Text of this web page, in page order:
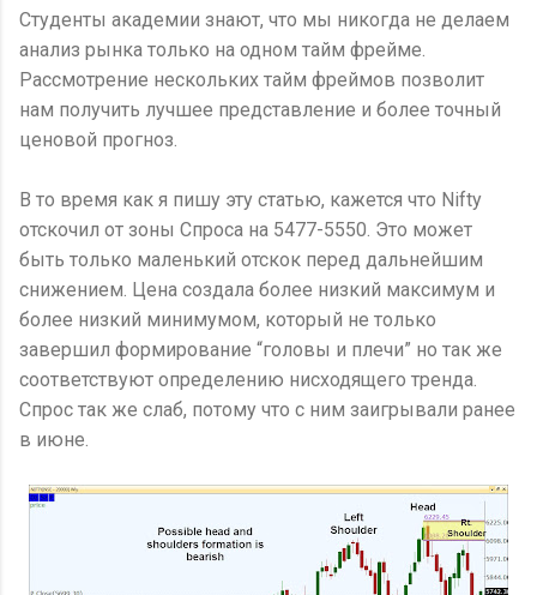
Студенты академии знают, что мы никогда не делаем
анализ рынка только на одном тайм фрейме.
Рассмотрение нескольких тайм фреймов позволит
нам получить лучшее представление и более точный
ценовой прогноз.
В то время как я пишу эту статью, кажется что Nifty
отскочил от зоны Спроса на 5477-5550. Это может
быть только маленький отскок перед дальнейшим
снижением. Цена создала более низкий максимум и
более низкий минимумом, который не только
завершил формирование “головы и плечи” но так же
соответствуют определению нисходящего тренда.
Спрос так же слаб, потому что с ним заигрывали ранее
в июне.